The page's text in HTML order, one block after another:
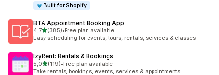
Built for Shopify
BTA Appointment Booking App
4,7z 5 hvězd
(385)
Celkový počet recenzí: 385
•Free plan available
Easy scheduling for events, tours, rentals, services & classes
IzyRent: Rentals & Bookings
5,0z 5 hvězd
(119)
Celkový počet recenzí: 119
•Free plan available
Take rentals, bookings, events, services & appointments